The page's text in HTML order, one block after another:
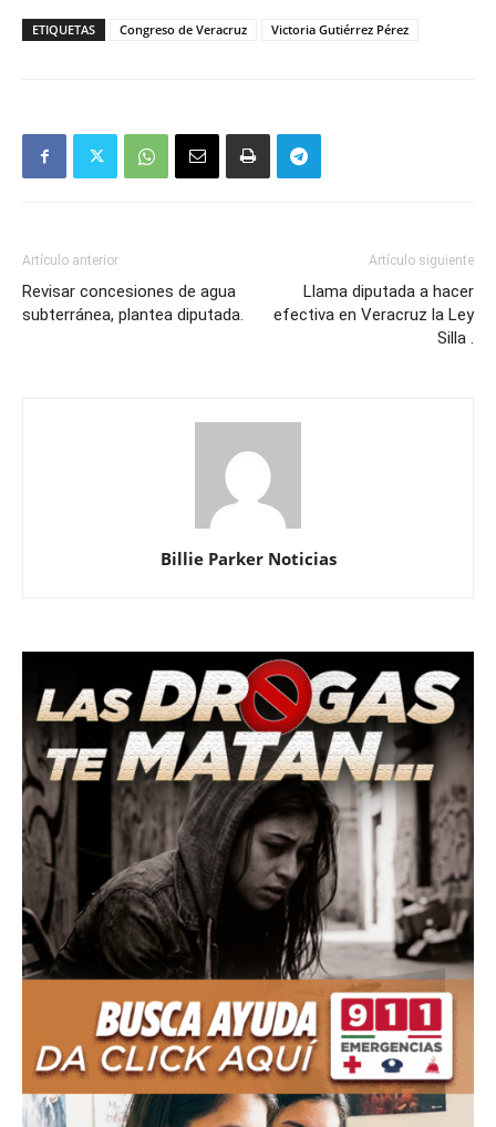
ETIQUETAS Congreso de Veracruz Victoria Gutiérrez Pérez
Artículo anterior
Revisar concesiones de agua
subterránea, plantea diputada.
Artículo siguiente
Llama diputada a hacer
efectiva en Veracruz la Ley
Silla .
Billie Parker Noticias